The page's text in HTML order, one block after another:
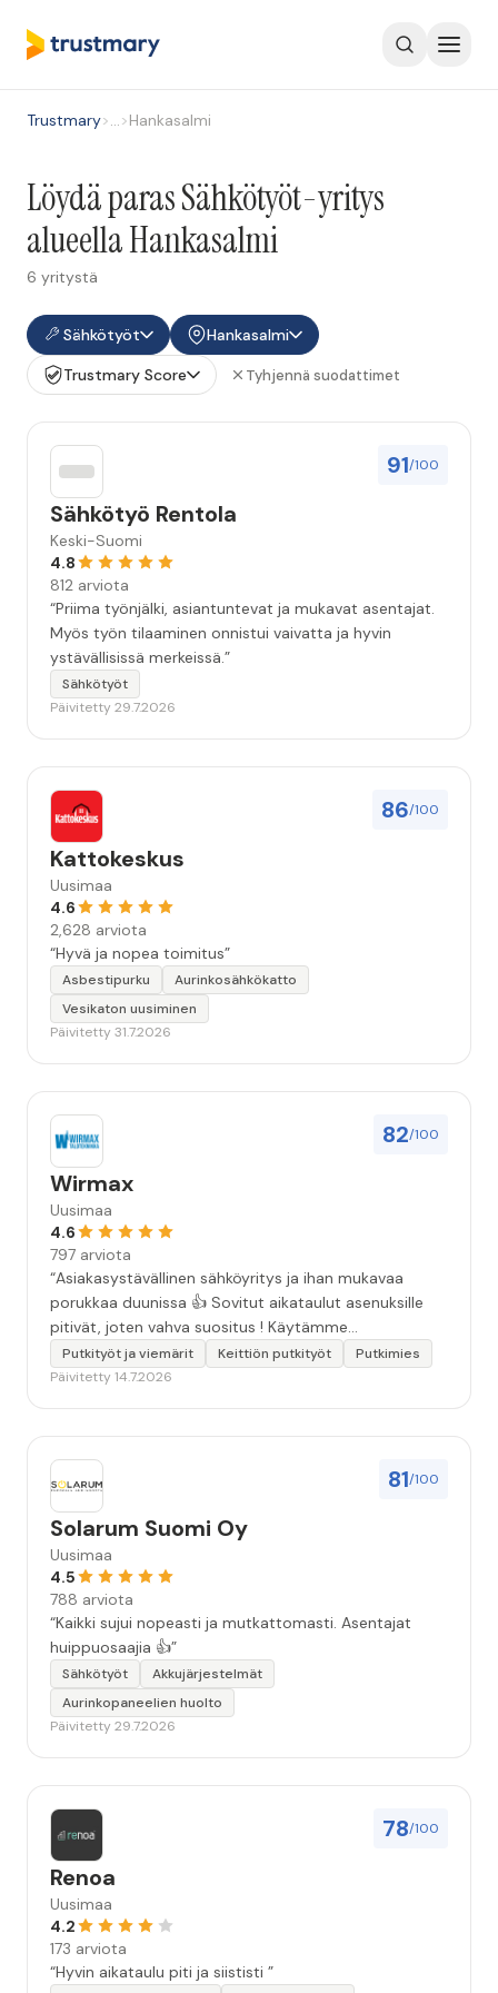
Trustmary>…>Hankasalmi
Löydä paras Sähkötyöt-yritys
alueella Hankasalmi
6 yritystä
Sähkötyöt
Hankasalmi
Trustmary Score
Tyhjennä suodattimet
91/100
Sähkötyö Rentola
Keski-Suomi
4.8
812 arviota
“Priima työnjälki, asiantuntevat ja mukavat asentajat.
Myös työn tilaaminen onnistui vaivatta ja hyvin
ystävällisissä merkeissä.”
Sähkötyöt
Päivitetty 29.7.2026
86/100
Kattokeskus
Uusimaa
4.6
2,628 arviota
“Hyvä ja nopea toimitus”
Asbestipurku
Aurinkosähkökatto
Vesikaton uusiminen
Päivitetty 31.7.2026
82/100
Wirmax
Uusimaa
4.6
797 arviota
“Asiakasystävällinen sähköyritys ja ihan mukavaa
porukkaa duunissa 👍 Sovitut aikataulut asenuksille
pitivät, joten vahva suositus ! Käytämme
seuraavallakin kerralla!”
Putkityöt ja viemärit Keittiön putkityöt
Putkimies
Päivitetty 14.7.2026
81/100
Solarum Suomi Oy
Uusimaa
4.5
788 arviota
“Kaikki sujui nopeasti ja mutkattomasti. Asentajat
huippuosaajia 👍”
Sähkötyöt
Akkujärjestelmät
Aurinkopaneelien huolto
Päivitetty 29.7.2026
78/100
Renoa
Uusimaa
4.2
173 arviota
“Hyvin aikataulu piti ja siististi ”